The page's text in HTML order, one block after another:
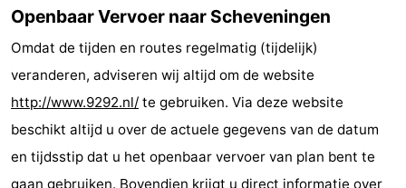
-
Nautisch
Scheveningen
Bed
breakfasts)
Hotels
Openbaar Vervoer naar Scheveningen
Omdat de tijden en routes regelmatig (tijdelijk)
veranderen, adviseren wij altijd om de website
http://www.9292.nl/ te gebruiken. Via deze website
beschikt altijd u over de actuele gegevens van de datum
en tijdsstip dat u het openbaar vervoer van plan bent te
gaan gebruiken. Bovendien krijgt u direct informatie over